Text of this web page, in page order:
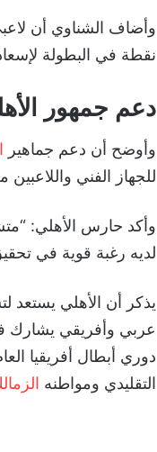
وأضاف الشناوي أن
نقطة في البطولة
دعم جمهور
وأوضح أن دعم جماهير
للجهاز الفني
وأكد حارس الأهلي:
لديه رغبة قوية في
يذكر أن الأهلي يستعد
عربي وأفريقي يشارك
التقليدي ومواطنه